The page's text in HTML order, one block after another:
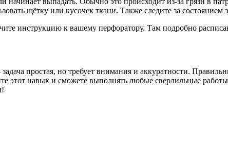
щётку или кусочек ткани. Также следите за
инструкцию к вашему перфоратору. Там подробно
простая, но требует внимания и аккуратности.
этот навык и сможете выполнять любые сверлильные